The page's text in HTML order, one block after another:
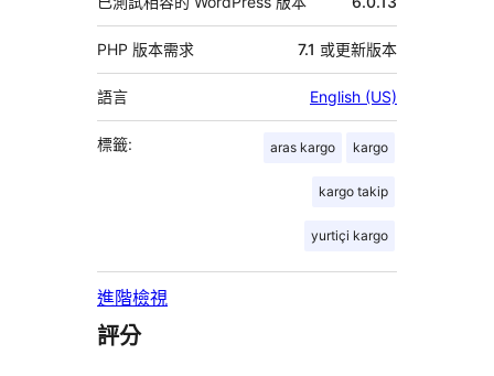
PHP 版本需求 7.1 或更新版本
語言 English (US)
標籤: aras kargo kargo
kargo takip
yurtiçi kargo
進階檢視
評分